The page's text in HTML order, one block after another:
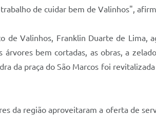
de cuidar bem de Valinhos",
de Valinhos, Franklin Duarte de
bem cortadas, as obras, a
da praça do São Marcos foi
da região aproveitaram a oferta de